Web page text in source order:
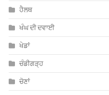
ਹੈਲਥ
ਖੰਘ ਦੀ ਦਵਾਈ
ਖੇਡਾਂ
ਚੰਡੀਗੜ੍ਹ
ਚੋਣਾਂ